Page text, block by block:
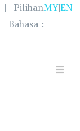
| Pilihan
Bahasa :
MY|EN